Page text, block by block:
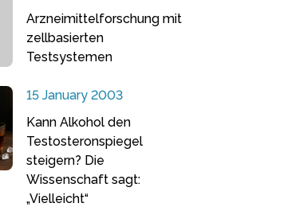
Arzneimittelforschung mit
zellbasierten
Testsystemen
15 January 2003
Kann Alkohol den
Testosteronspiegel
steigern? Die
Wissenschaft sagt:
„Vielleicht“